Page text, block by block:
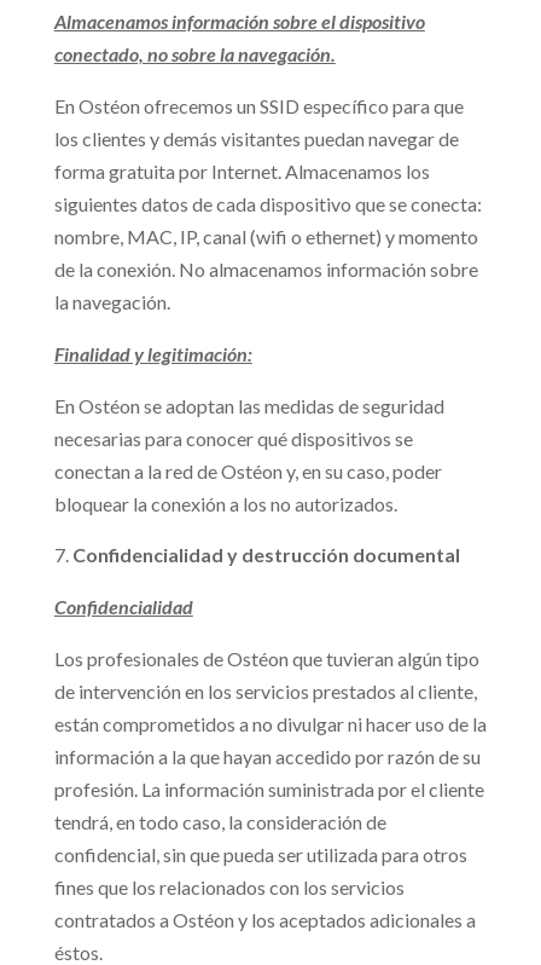
Almacenamos información sobre el dispositivo
conectado, no sobre la navegación.
En Ostéon ofrecemos un SSID específico para que
los clientes y demás visitantes puedan navegar de
forma gratuita por Internet. Almacenamos los
siguientes datos de cada dispositivo que se conecta:
nombre, MAC, IP, canal (wifi o ethernet) y momento
de la conexión. No almacenamos información sobre
la navegación.
Finalidad y legitimación:
En Ostéon se adoptan las medidas de seguridad
necesarias para conocer qué dispositivos se
conectan a la red de Ostéon y, en su caso, poder
bloquear la conexión a los no autorizados.
Confidencialidad y destrucción documental
Confidencialidad
Los profesionales de Ostéon que tuvieran algún tipo
de intervención en los servicios prestados al cliente,
están comprometidos a no divulgar ni hacer uso de la
información a la que hayan accedido por razón de su
profesión. La información suministrada por el cliente
tendrá, en todo caso, la consideración de
confidencial, sin que pueda ser utilizada para otros
fines que los relacionados con los servicios
contratados a Ostéon y los aceptados adicionales a
éstos.